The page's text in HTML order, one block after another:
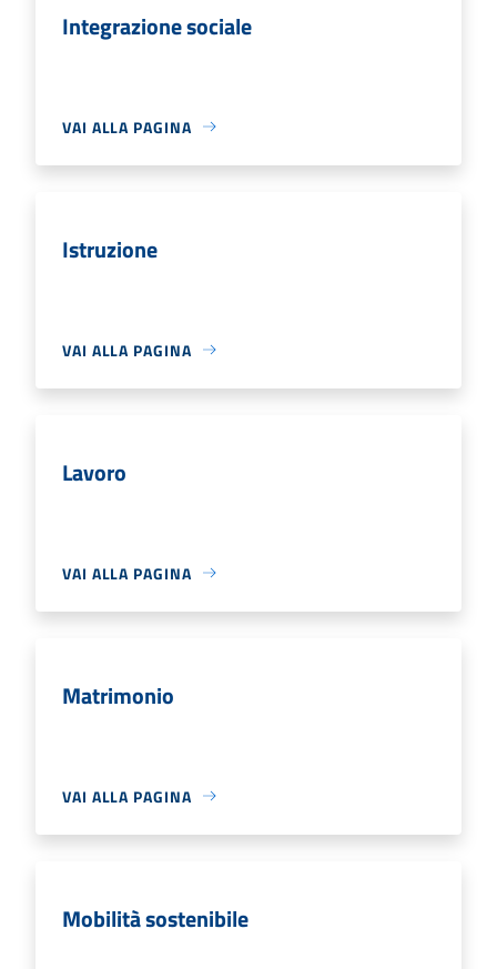
Integrazione sociale
VAI ALLA PAGINA
Istruzione
VAI ALLA PAGINA
Lavoro
VAI ALLA PAGINA
Matrimonio
VAI ALLA PAGINA
Mobilità sostenibile